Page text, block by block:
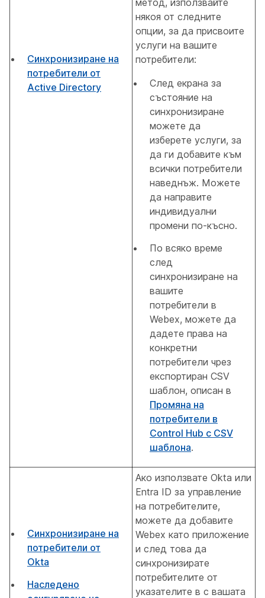
Синхронизиране на
потребители от
Active Directory
метод, използвайте
някоя от следните
опции, за да присвоите
услуги на вашите
потребители:
След екрана за
състояние на
синхронизиране
можете да
изберете услуги, за
да ги добавите към
всички потребители
наведнъж. Можете
да направите
индивидуални
промени по-късно.
По всяко време
след
синхронизиране на
вашите
потребители в
Webex, можете да
дадете права на
конкретни
потребители чрез
експортиран CSV
шаблон, описан в
Промяна на
потребители в
Control Hub с CSV
шаблона.
Синхронизиране на
потребители от
Okta
Наследено
Ако използвате Okta или
Entra ID за управление
на потребителите,
можете да добавите
Webex като приложение
и след това да
синхронизирате
потребителите от
указателите в с вашата